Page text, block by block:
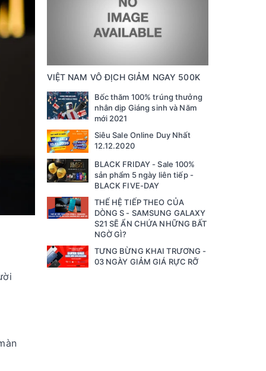
VIỆT NAM VÔ ĐỊCH GIẢM NGAY 500K
Bốc thăm 100% trúng thưởng
nhân dịp Giáng sinh và Năm
mới 2021
Siêu Sale Online Duy Nhất
12.12.2020
BLACK FRIDAY - Sale 100%
sản phẩm 5 ngày liên tiếp -
BLACK FIVE-DAY
THẾ HỆ TIẾP THEO CỦA
DÒNG S - SAMSUNG GALAXY
S21 SẼ ẨN CHỨA NHỮNG BẤT
NGỜ GÌ?
TƯNG BỪNG KHAI TRƯƠNG -
03 NGÀY GIẢM GIÁ RỰC RỠ